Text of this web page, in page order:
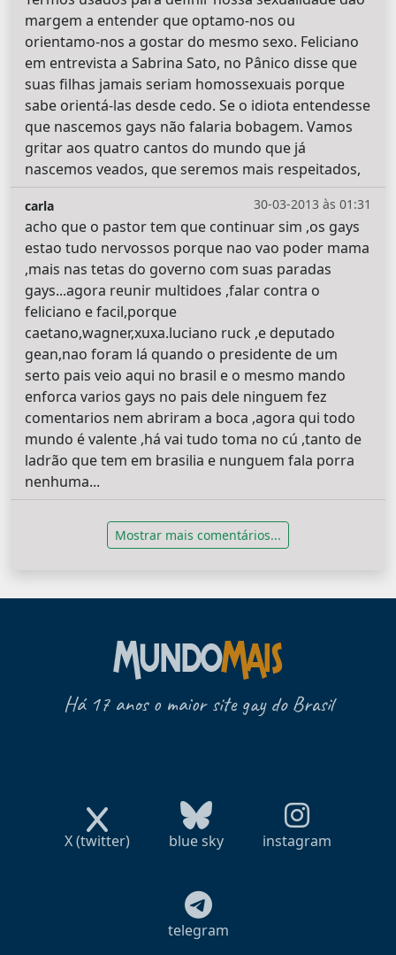
margem a entender que optamo-nos ou
orientamo-nos a gostar do mesmo sexo. Feliciano
em entrevista a Sabrina Sato, no Pânico disse que
suas filhas jamais seriam homossexuais porque
sabe orientá-las desde cedo. Se o idiota entendesse
que nascemos gays não falaria bobagem. Vamos
gritar aos quatro cantos do mundo que já
nascemos veados, que seremos mais respeitados,
30-03-2013 às 01:31
carla
acho que o pastor tem que continuar sim ,os gays
estao tudo nervossos porque nao vao poder mama
,mais nas tetas do governo com suas paradas
gays...agora reunir multidoes ,falar contra o
feliciano e facil,porque
caetano,wagner,xuxa.luciano ruck ,e deputado
gean,nao foram lá quando o presidente de um
serto pais veio aqui no brasil e o mesmo mando
enforca varios gays no pais dele ninguem fez
comentarios nem abriram a boca ,agora qui todo
mundo é valente ,há vai tudo toma no cú ,tanto de
ladrão que tem em brasilia e nunguem fala porra
nenhuma...
Mostrar mais comentários...
Há 17 anos o maior site gay do Brasil
X (twitter) blue sky instagram
telegram